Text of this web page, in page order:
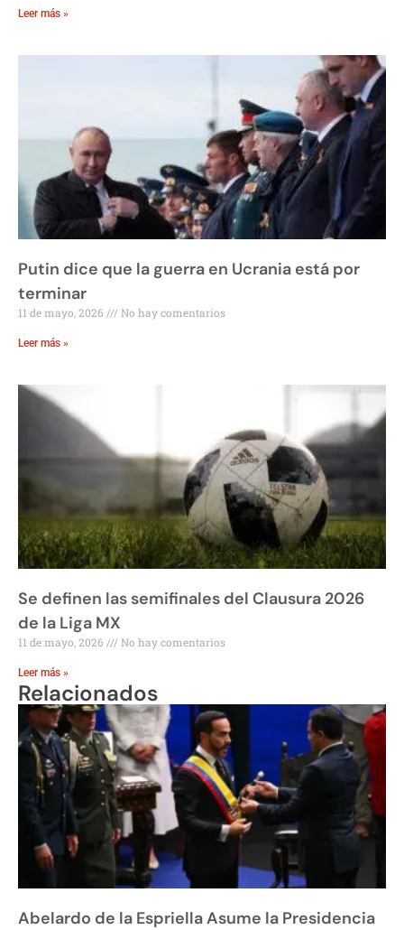
Leer más »
Putin dice que la guerra en Ucrania está por
terminar
11 de mayo, 2026 No hay comentarios
Leer más »
Se definen las semifinales del Clausura 2026
de la Liga MX
11 de mayo, 2026 No hay comentarios
Leer más »
Relacionados
Abelardo de la Espriella Asume la Presidencia